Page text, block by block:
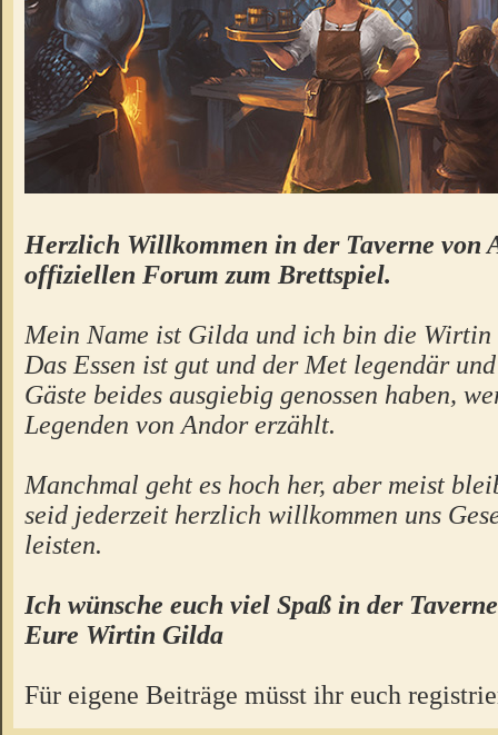
Herzlich Willkommen in der Taverne von
offiziellen Forum zum Brettspiel.
Mein Name ist Gilda und ich bin die Wirtin
Das Essen ist gut und der Met legendär
Gäste beides ausgiebig genossen haben,
Legenden von Andor erzählt.
Manchmal geht es hoch her, aber meist
seid jederzeit herzlich willkommen uns
leisten.
Ich wünsche euch viel Spaß in der
Eure Wirtin Gilda
Für eigene Beiträge müsst ihr euch